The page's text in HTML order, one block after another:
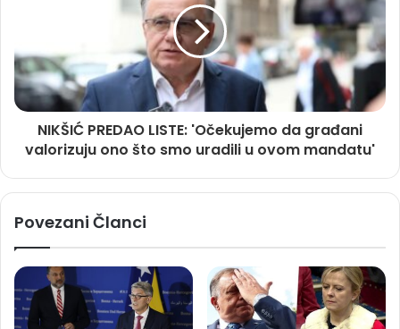
NIKŠIĆ PREDAO LISTE: 'Očekujemo da građani
valorizuju ono što smo uradili u ovom mandatu'
Povezani Članci